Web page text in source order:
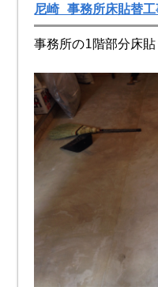
尼崎 事務所床貼替工
事務所の1階部分床貼